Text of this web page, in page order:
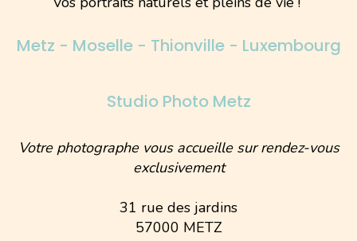
Metz - Moselle - Thionville - Luxembourg
Studio Photo Metz
Votre photographe vous accueille sur rendez-vous
exclusivement
31 rue des jardins
57000 METZ